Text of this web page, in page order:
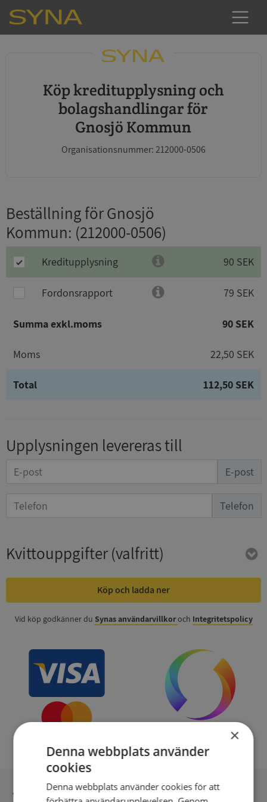
Köp kreditupplysning och
bolagshandlingar för
Gnosjö Kommun
Organisationsnummer: 212000-0506
Beställning för Gnosjö
Kommun: (212000-0506)
Kreditupplysning 90 SEK
Fordonsrapport 79 SEK
Summa exkl.moms 90 SEK
Moms 22,50 SEK
Total 112,50 SEK
Upplysningen levereras till
E-post
Telefon
Kvittouppgifter(valfritt)
Köp och ladda ner
Vid köp godkänner du Synas användarvillkoroch Integritetspolicy
Inga kopior till omfrågad
×
Denna webbplats använder
cookies
Denna webbplats använder cookies för att